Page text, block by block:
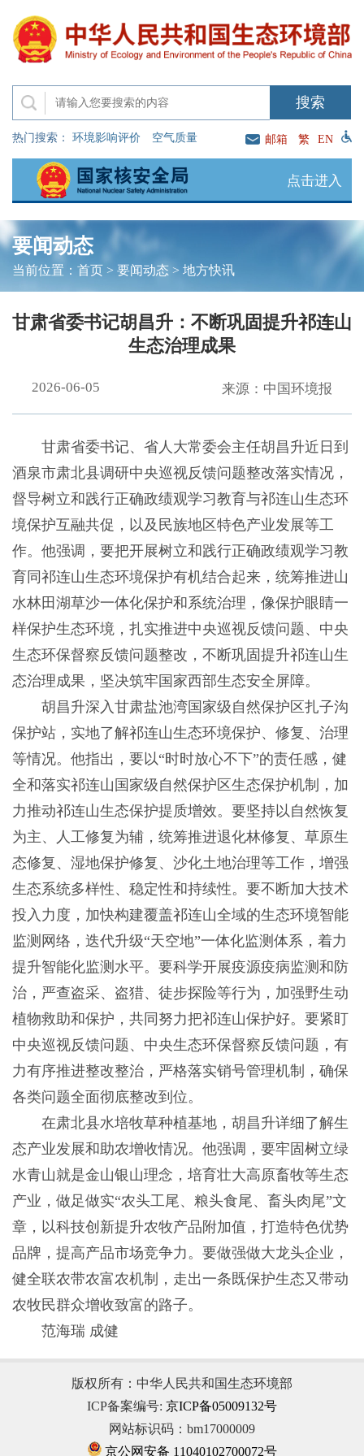
热门搜索： 环境影响评价 空气质量 邮箱 繁 EN
点击进入
要闻动态
当前位置： 首页> 要闻动态 > 地方快讯
甘肃省委书记胡昌升：不断巩固提升祁连山
生态治理成果
2026-06-05 来源：中国环境报
甘肃省委书记、省人大常委会主任胡昌升近日到
酒泉市肃北县调研中央巡视反馈问题整改落实情况，
督导树立和践行正确政绩观学习教育与祁连山生态环
境保护互融共促，以及民族地区特色产业发展等工
作。他强调，要把开展树立和践行正确政绩观学习教
育同祁连山生态环境保护有机结合起来，统筹推进山
水林田湖草沙一体化保护和系统治理，像保护眼睛一
样保护生态环境，扎实推进中央巡视反馈问题、中央
生态环保督察反馈问题整改，不断巩固提升祁连山生
态治理成果，坚决筑牢国家西部生态安全屏障。
胡昌升深入甘肃盐池湾国家级自然保护区扎子沟
保护站，实地了解祁连山生态环境保护、修复、治理
等情况。他指出，要以“时时放心不下”的责任感，健
全和落实祁连山国家级自然保护区生态保护机制，加
力推动祁连山生态保护提质增效。要坚持以自然恢复
为主、人工修复为辅，统筹推进退化林修复、草原生
态修复、湿地保护修复、沙化土地治理等工作，增强
生态系统多样性、稳定性和持续性。要不断加大技术
投入力度，加快构建覆盖祁连山全域的生态环境智能
监测网络，迭代升级“天空地”一体化监测体系，着力
提升智能化监测水平。要科学开展疫源疫病监测和防
治，严查盗采、盗猎、徒步探险等行为，加强野生动
植物救助和保护，共同努力把祁连山保护好。要紧盯
中央巡视反馈问题、中央生态环保督察反馈问题，有
力有序推进整改整治，严格落实销号管理机制，确保
各类问题全面彻底整改到位。
在肃北县水培牧草种植基地，胡昌升详细了解生
态产业发展和助农增收情况。他强调，要牢固树立绿
水青山就是金山银山理念，培育壮大高原畜牧等生态
产业，做足做实“农头工尾、粮头食尾、畜头肉尾”文
章，以科技创新提升农牧产品附加值，打造特色优势
品牌，提高产品市场竞争力。要做强做大龙头企业，
健全联农带农富农机制，走出一条既保护生态又带动
农牧民群众增收致富的路子。
范海瑞 成健
版权所有：中华人民共和国生态环境部
ICP备案编号: 京ICP备05009132号
网站标识码：bm17000009
京公网安备 11040102700072号